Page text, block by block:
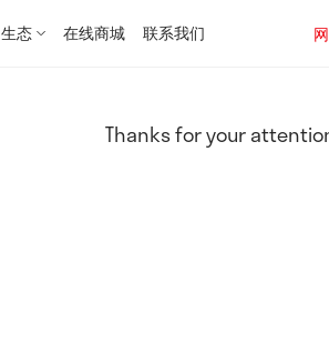
生态 在线商城 联系我们
Thanks for your